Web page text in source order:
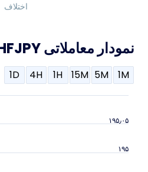
اختلاف
نمودار معاملاتی CHFJPY
1M
5M
15M
1H
4H
1D
۱۹۵
۱۹۵٫۰۵